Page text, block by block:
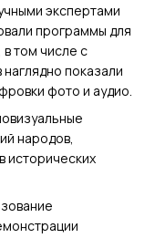
экспертами
программы для
в том числе с
показали
фото и аудио.
народов,
исторических